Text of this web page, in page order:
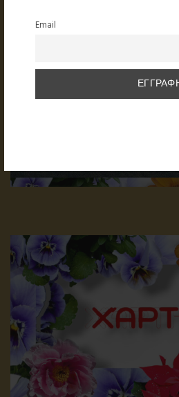
Email